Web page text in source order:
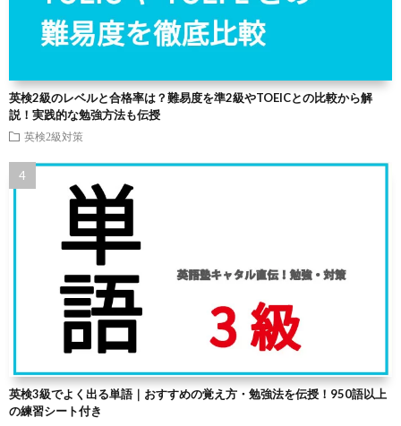
英検2級のレベルと合格率は？難易度を準2級やTOEICとの比較から解
説！実践的な勉強方法も伝授
英検2級対策
英検3級でよく出る単語｜おすすめの覚え方・勉強法を伝授！950語以上
の練習シート付き